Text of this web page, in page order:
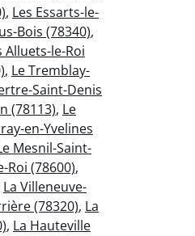
, Les Essarts-le-
Bois (78340),
Alluets-le-Roi
, Le Tremblay-
Saint-Denis
(78113), Le
en-Yvelines
Mesnil-Saint-
Roi (78600),
La Villeneuve-
(78320), La
, La Hauteville